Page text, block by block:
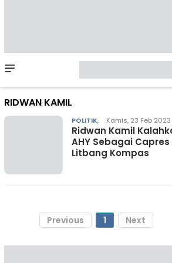
Menu
RIDWAN KAMIL
POLITIK, Kamis, 23 Feb 2023
Ridwan Kamil
AHY Sebagai
Litbang Kompas
Previous 1 Next